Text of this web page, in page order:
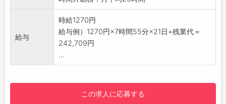
・OJTを通して、実践的にスキルを身につけら
れる環境が整っています。
☆----------------------------------------
☆
◆給与前払い制度あり！
勤務実績に応じて、給与前払いが可能です◎
☆----------------------------------------
・徒歩10分（車2分）の場所にコンビニがあ
り、ちょっとした買い物も便利◎
・車で6分圏内に銀行が複数あり、日常の手続
きもスムーズです！
ーションを持って働けます♪
【企業について】
給与
時給1270円
給与例）1270円×7時間55分×21日+残業代＝
242,709円
...
この求人に応募する